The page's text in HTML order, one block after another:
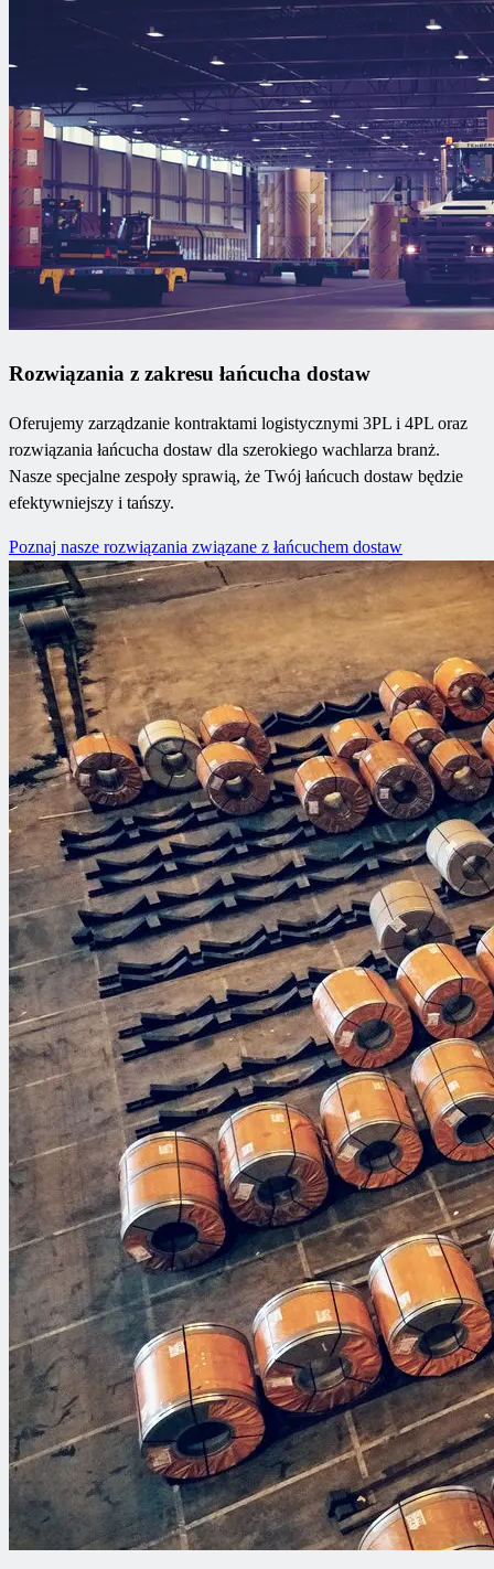
Rozwiązania z zakresu łańcucha dostaw
Oferujemy zarządzanie kontraktami logistycznymi 3PL i 4PL oraz
rozwiązania łańcucha dostaw dla szerokiego wachlarza branż.
Nasze specjalne zespoły sprawią, że Twój łańcuch dostaw będzie
efektywniejszy i tańszy.
Poznaj nasze rozwiązania związane z łańcuchem dostaw